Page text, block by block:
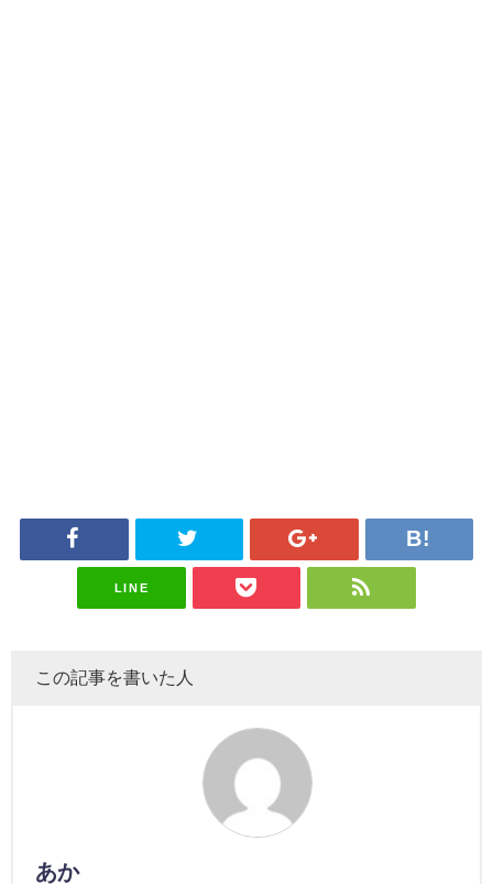
LINE
この記事を書いた人
あか